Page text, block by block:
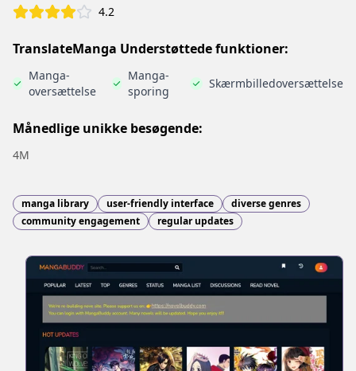
4.2
TranslateManga Understøttede funktioner:
Manga-
oversættelse
Manga-
sporing
Skærmbilledoversættelse
Månedlige unikke besøgende:
4M
manga library user-friendly interface
diverse genres
community engagement
regular updates